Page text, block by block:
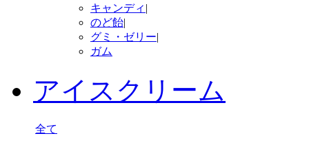
キャンディ |
のど飴|
グミ・ゼリー|
ガム
アイスクリーム
全て